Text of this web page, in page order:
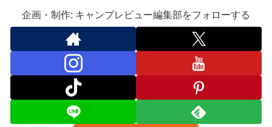
企画・制作: キャンプレビュー編集部をフォローする